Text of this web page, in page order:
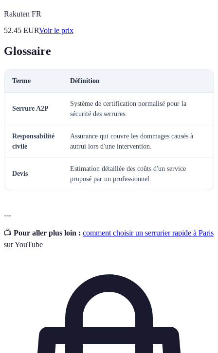
Rakuten FR
52.45 EURVoir le prix
Glossaire
Terme Définition
Serrure A2P
Système de certification normalisé pour la
sécurité des serrures.
Responsabilité
civile
Assurance qui couvre les dommages causés à
autrui lors d'une intervention.
Devis
Estimation détaillée des coûts d'un service
proposé par un professionnel.
---
📺 Pour aller plus loin : comment choisir un serrurier rapide à Paris
sur YouTube